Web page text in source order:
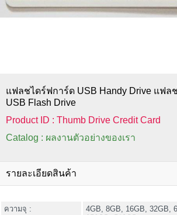
แฟลชไดร์ฟการ์ด USB Handy Drive แฟล
USB Flash Drive
Product ID : Thumb Drive Credit Card
Catalog : ผลงานตัวอย่างของเรา
รายละเอียดสินค้า
ความจุ :
4GB, 8GB, 16GB, 32GB,